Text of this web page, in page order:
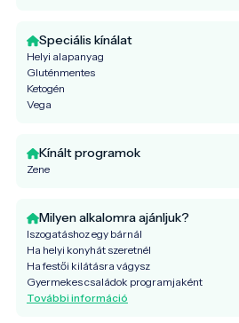
Speciális kínálat
Helyi alapanyag
Gluténmentes
Ketogén
Vega
Kínált programok
Zene
Milyen alkalomra ajánljuk?
Iszogatáshoz egy bárnál
Ha helyi konyhát szeretnél
Ha festői kilátásra vágysz
Gyermekes családok programjaként
További információ